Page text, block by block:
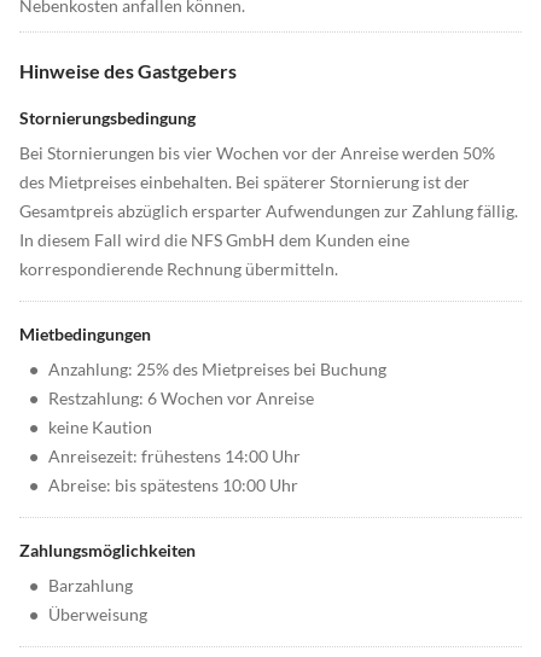
Nebenkosten anfallen können.
Hinweise des Gastgebers
Stornierungsbedingung
Bei Stornierungen bis vier Wochen vor der Anreise werden 50%
des Mietpreises einbehalten. Bei späterer Stornierung ist der
Gesamtpreis abzüglich ersparter Aufwendungen zur Zahlung fällig.
In diesem Fall wird die NFS GmbH dem Kunden eine
korrespondierende Rechnung übermitteln.
Mietbedingungen
• Anzahlung: 25% des Mietpreises bei Buchung
• Restzahlung: 6 Wochen vor Anreise
• keine Kaution
• Anreisezeit: frühestens 14:00 Uhr
• Abreise: bis spätestens 10:00 Uhr
Zahlungsmöglichkeiten
• Barzahlung
• Überweisung